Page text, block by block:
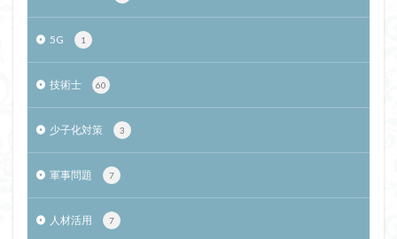
5G 1
技術士 60
少子化対策 3
軍事問題 7
人材活用 7